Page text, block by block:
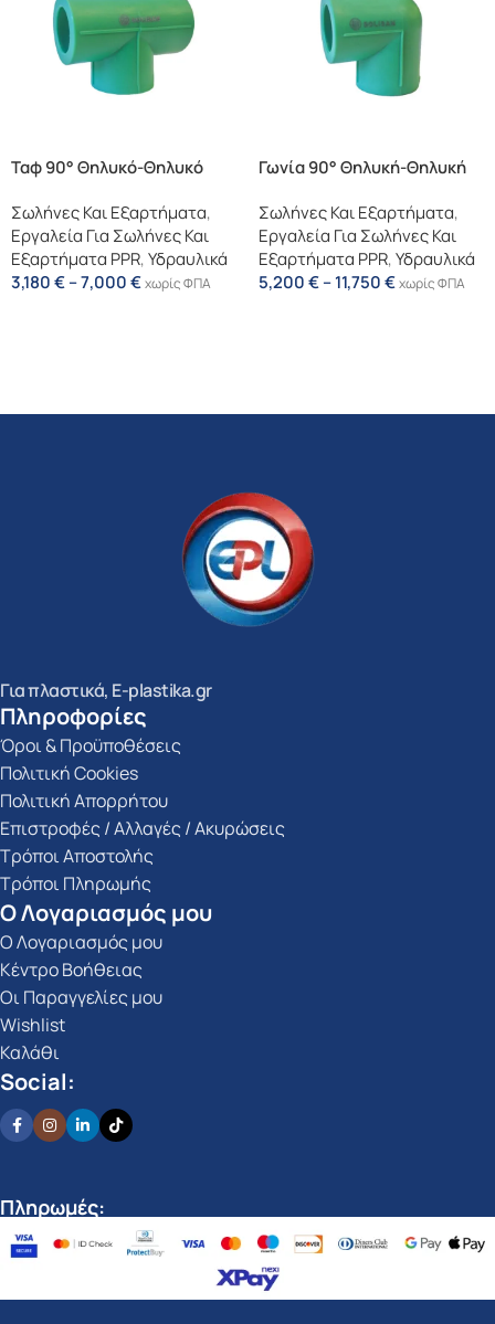
Ταφ 90° Θηλυκό-Θηλυκό
Σωλήνες Και Εξαρτήματα,
Εργαλεία Για Σωλήνες Και
Εξαρτήματα PPR,Υδραυλικά
3,180€–7,000€χωρίς ΦΠΑ
Γωνία 90° Θηλυκή-Θηλυκή
Σωλήνες Και Εξαρτήματα,
Εργαλεία Για Σωλήνες Και
Εξαρτήματα PPR,Υδραυλικά
5,200€–11,750€χωρίς ΦΠΑ
Για πλαστικά, E-plastika.gr
Πληροφορίες
Όροι & Προϋποθέσεις
Πολιτική Cookies
Πολιτική Απορρήτου
Επιστροφές / Αλλαγές / Ακυρώσεις
Τρόποι Αποστολής
Τρόποι Πληρωμής
Ο Λογαριασμός μου
Ο Λογαριασμός μου
Κέντρο Βοήθειας
Οι Παραγγελίες μου
Wishlist
Καλάθι
Social:
Πληρωμές: